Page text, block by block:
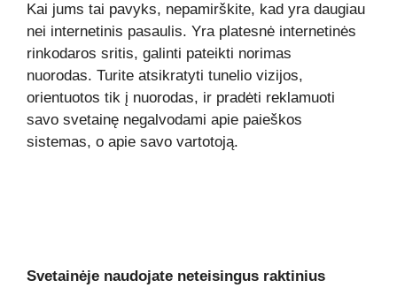
Kai jums tai pavyks, nepamirškite, kad yra daugiau
nei internetinis pasaulis. Yra platesnė internetinės
rinkodaros sritis, galinti pateikti norimas
nuorodas. Turite atsikratyti tunelio vizijos,
orientuotos tik į nuorodas, ir pradėti reklamuoti
savo svetainę negalvodami apie paieškos
sistemas, o apie savo vartotoją.
Svetainėje naudojate neteisingus raktinius